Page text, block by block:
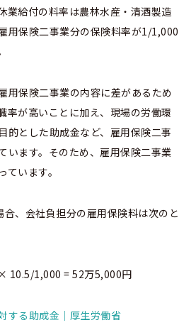
業給付の料率は農林水産・清酒製造
用保険二事業分の保険料率が1/1,000
用保険二事業の内容に差があるため
率が高いことに加え、現場の労働環
的とした助成金など、雇用保険二事
います。そのため、雇用保険二事業
います。
、会社負担分の雇用保険料は次のと
10.5/1,000 = 52万5,000円
する助成金｜厚生労働省